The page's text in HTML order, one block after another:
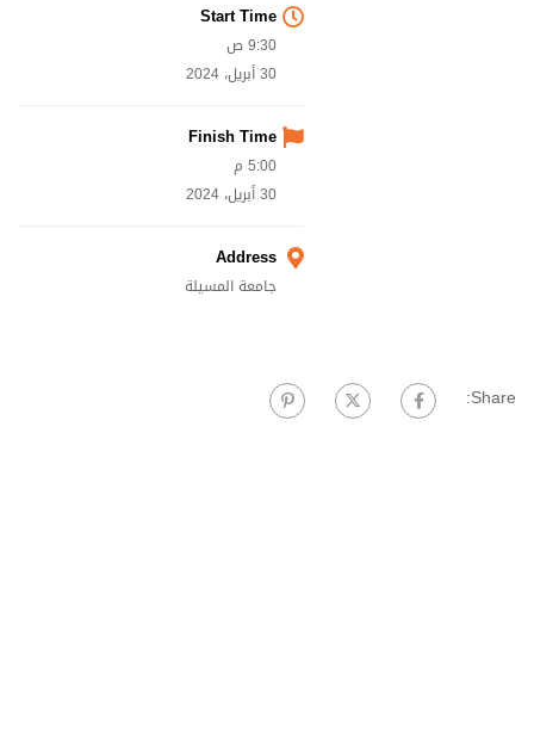
Start Time
9:30 ص
30 أبريل، 2024
Finish Time
5:00 م
30 أبريل، 2024
Address
جامعة المسيلة
Share: